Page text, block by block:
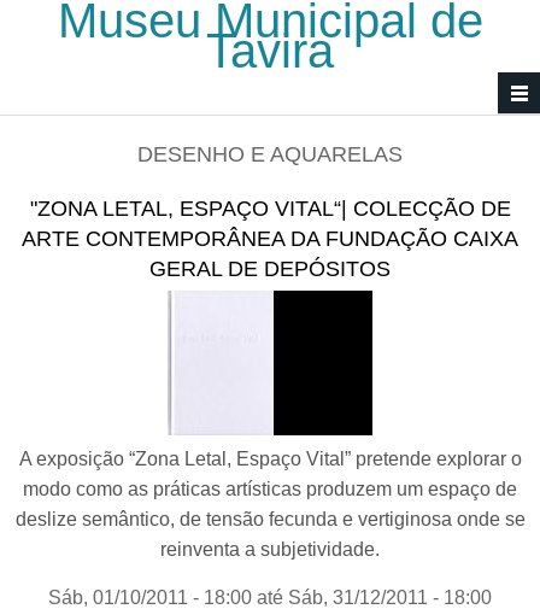
Passar para o conteúdo principal
Museu Municipal de
Tavira
DESENHO E AQUARELAS
"ZONA LETAL, ESPAÇO VITAL“| COLECÇÃO DE
ARTE CONTEMPORÂNEA DA FUNDAÇÃO CAIXA
GERAL DE DEPÓSITOS
A exposição “Zona Letal, Espaço Vital” pretende explorar o
modo como as práticas artísticas produzem um espaço de
deslize semântico, de tensão fecunda e vertiginosa onde se
reinventa a subjetividade.
Sáb, 01/10/2011 - 18:00 até Sáb, 31/12/2011 - 18:00